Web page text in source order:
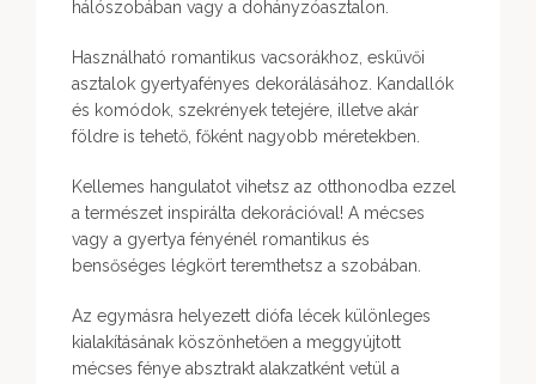
hálószobában vagy a dohányzóasztalon.
Használható romantikus vacsorákhoz, esküvői
asztalok gyertyafényes dekorálásához. Kandallók
és komódok, szekrények tetejére, illetve akár
földre is tehető, főként nagyobb méretekben.
Kellemes hangulatot vihetsz az otthonodba ezzel
a természet inspirálta dekorációval! A mécses
vagy a gyertya fényénél romantikus és
bensőséges légkört teremthetsz a szobában.
Az egymásra helyezett diófa lécek különleges
kialakításának köszönhetően a meggyújtott
mécses fénye absztrakt alakzatként vetül a